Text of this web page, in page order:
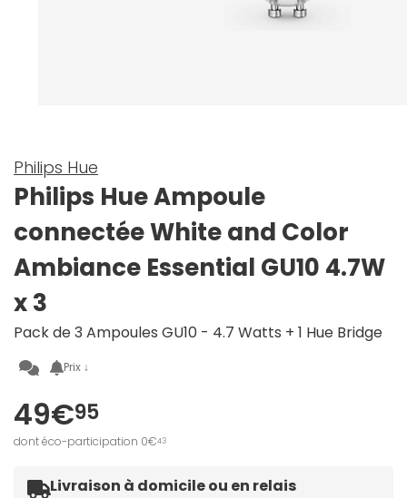
Philips Hue
Philips Hue Ampoule
connectée White and Color
Ambiance Essential GU10 4.7W
x 3
Pack de 3 Ampoules GU10 - 4.7 Watts + 1 Hue Bridge
Prix ↓
49€95
dont éco-participation 0€43
Livraison à domicile ou en relais